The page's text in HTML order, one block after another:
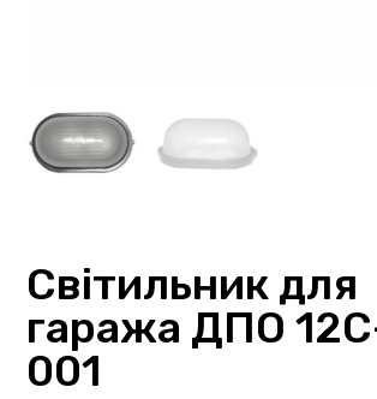
Світильник для
гаража ДПО
001